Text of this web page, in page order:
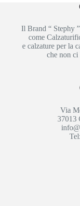
Il Brand “ Stephy
come
e calzature per la
che non ci
Via
37013